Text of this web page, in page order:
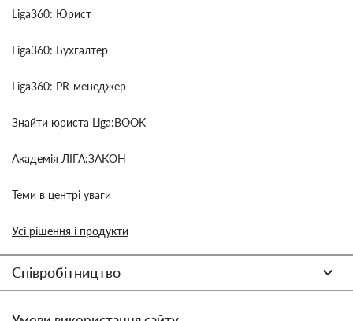
Liga360: Юрист
Liga360: Бухгалтер
Liga360: PR-менеджер
Знайти юриста Liga:BOOK
Академія ЛІГА:ЗАКОН
Теми в центрі уваги
Усі рішення і продукти
Співробітництво